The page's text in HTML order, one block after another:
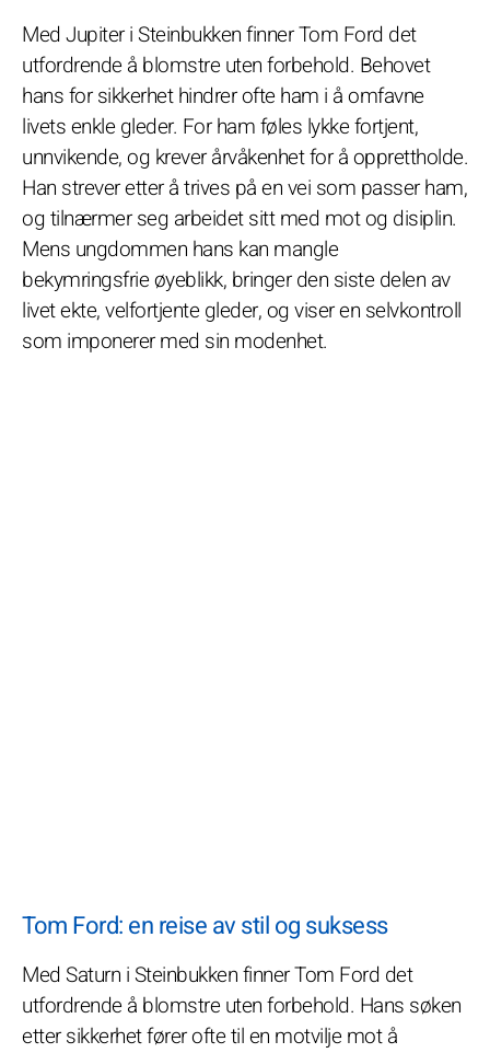
Med Jupiter i Steinbukken finner Tom Ford det
utfordrende å blomstre uten forbehold. Behovet
hans for sikkerhet hindrer ofte ham i å omfavne
livets enkle gleder. For ham føles lykke fortjent,
unnvikende, og krever årvåkenhet for å opprettholde.
Han strever etter å trives på en vei som passer ham,
og tilnærmer seg arbeidet sitt med mot og disiplin.
Mens ungdommen hans kan mangle
bekymringsfrie øyeblikk, bringer den siste delen av
livet ekte, velfortjente gleder, og viser en selvkontroll
som imponerer med sin modenhet.
Tom Ford: en reise av stil og suksess
Med Saturn i Steinbukken finner Tom Ford det
utfordrende å blomstre uten forbehold. Hans søken
etter sikkerhet fører ofte til en motvilje mot å